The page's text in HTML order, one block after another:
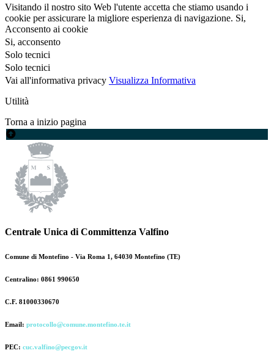
Visitando il nostro sito Web l'utente accetta che stiamo usando i
cookie per assicurare la migliore esperienza di navigazione. Si,
Acconsento ai cookie
Si, acconsento
Solo tecnici
Solo tecnici
Vai all'informativa privacy Visualizza Informativa
Utilità
Torna a inizio pagina
Centrale Unica di Committenza Valfino
Comune di Montefino - Via Roma 1, 64030 Montefino (TE)
Centralino: 0861 990650
C.F. 81000330670
Email: protocollo@comune.montefino.te.it
PEC: cuc.valfino@pecgov.it